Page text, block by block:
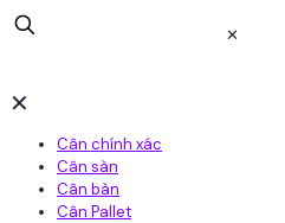
✕
✕
Cân chính xác
Cân sàn
Cân bàn
Cân Pallet